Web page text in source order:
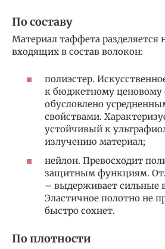
По составу
Материал таффета разделяется
входящих в состав волокон:
полиэстер.
к бюджетному ценовому
обусловлено
свойствами.
устойчивый к
излучению материал;
нейлон. Превосходит
защитным функциям.
– выдерживает сильные
Эластичное полотно не
быстро сохнет.
По плотности